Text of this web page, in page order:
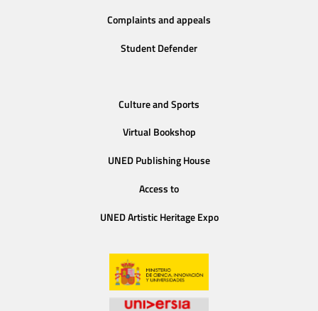
Complaints and appeals
Student Defender
Culture and Sports
Virtual Bookshop
UNED Publishing House
Access to
UNED Artistic Heritage Expo